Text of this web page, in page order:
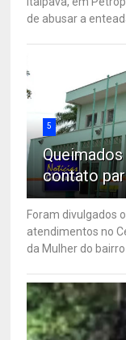
de abusar a
5
contato
Foram divulgados
atendimentos no
da Mulher do bairro